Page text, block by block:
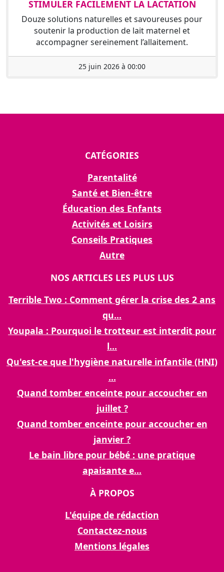
STIMULER FACILEMENT LA LACTATION
Douze solutions naturelles et savoureuses pour
soutenir la production de lait maternel et
accompagner sereinement l’allaitement.
25 juin 2026 à 00:00
CATÉGORIES
Parentalité
Santé et Bien-être
Éducation des Enfants
Activités et Loisirs
Conseils Pratiques
Autre
NOS ARTICLES LES PLUS LUS
Terrible Two : Comment gérer la crise des 2 ans
qu...
Youpala : Pourquoi le trotteur est interdit pour
l...
Qu'est-ce que l'hygiène naturelle infantile (HNI)
...
Quand tomber enceinte pour accoucher en
juillet ?
Quand tomber enceinte pour accoucher en
janvier ?
Le bain libre pour bébé : une pratique
apaisante e...
À PROPOS
L'équipe de rédaction
Contactez-nous
Mentions légales